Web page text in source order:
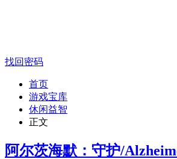
找回密码
首页
游戏宝库
休闲益智
正文
阿尔茨海默：守护/